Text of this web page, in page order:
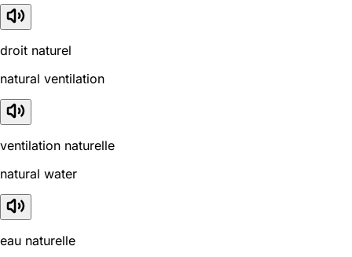
droit naturel
natural ventilation
ventilation naturelle
natural water
eau naturelle